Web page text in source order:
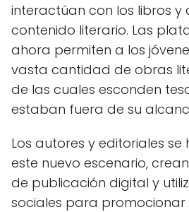
interactúan con los libros y
contenido literario. Las
ahora permiten a los
vasta cantidad de obras
de las cuales esconden
estaban fuera de su
Los autores y editoriales
este nuevo escenario,
de publicación digital y
sociales para promocionar